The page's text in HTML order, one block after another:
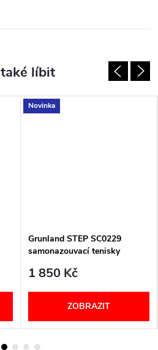
Novinka
Grunland STEP SC0229
samonazouvací tenisky
1 850 Kč
ZOBRAZIT